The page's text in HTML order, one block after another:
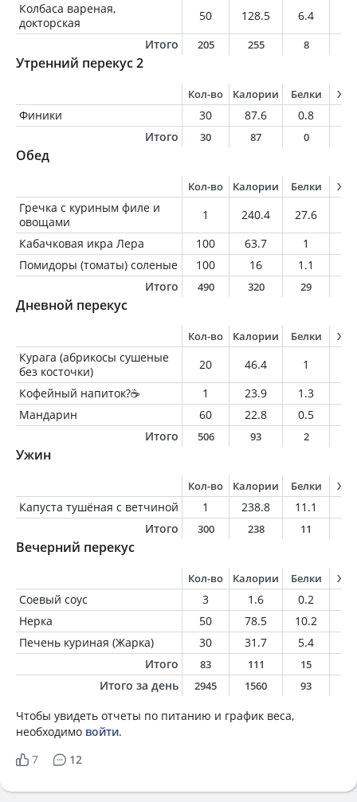
Колбаса вареная,
докторская
50 128.5 6.4
Итого
205 255 8
Утренний перекус 2
Кол-во Калории Белки
Финики 30 87.6 0.8
Итого
30 87 0
Обед
Кол-во Калории Белки
Гречка с куриным филе и
овощами
1 240.4 27.6
Кабачковая икра Лера
100 63.7 1
Помидоры (томаты) соленые
100 16 1.1
Итого
490 320 29
Дневной перекус
Кол-во Калории Белки
Курага (абрикосы сушеные
без косточки)
20 46.4 1
Кофейный напиток?☕️
1 23.9 1.3
Мандарин
60 22.8 0.5
Итого
506 93 2
Ужин
Кол-во Калории Белки
Капуста тушёная с ветчиной 1 238.8 11.1
Итого
300 238 11
Вечерний перекус
Кол-во Калории Белки
Соевый соус 3 1.6 0.2
Нерка
50 78.5 10.2
Печень куриная (Жарка)
30 31.7 5.4
Итого
83 111 15
Итого за день 2945 1560 93
Чтобы увидеть отчеты по питанию и график веса,
необходимо войти.
7
12